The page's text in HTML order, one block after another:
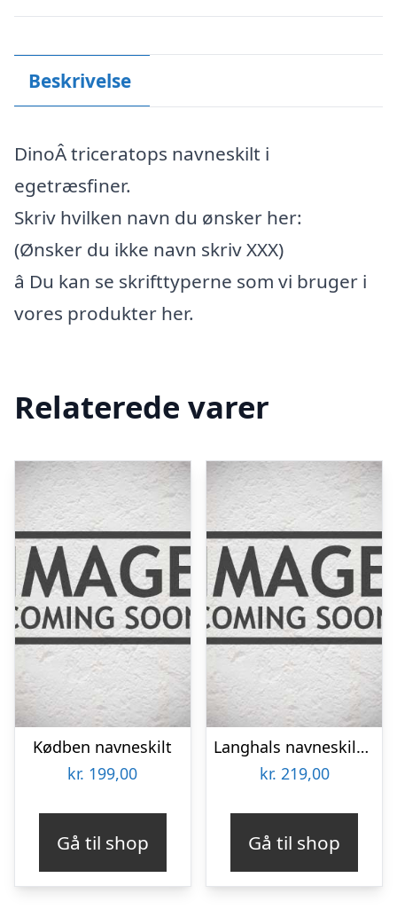
Beskrivelse
DinoÂ triceratops navneskilt i
egetræsfiner.
Skriv hvilken navn du ønsker her:
(Ønsker du ikke navn skriv XXX)
â Du kan se skrifttyperne som vi bruger i
vores produkter her.
Relaterede varer
Kødben navneskilt
kr. 199,00
Gå til shop
Langhals navneskilt – farve
kr. 219,00
Gå til shop